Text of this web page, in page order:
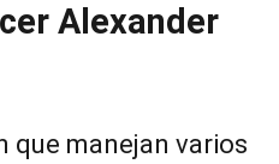
Alexander
que manejan varios